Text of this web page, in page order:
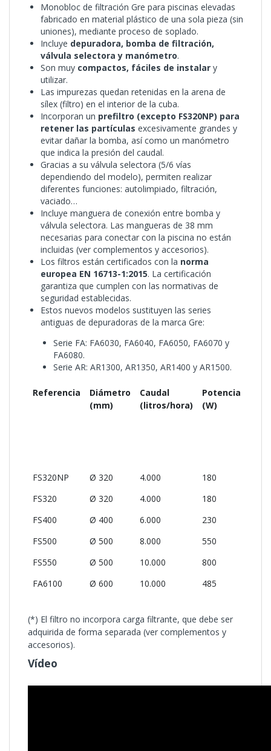
Monobloc de filtración Gre para piscinas elevadas
fabricado en material plástico de una sola pieza (sin
uniones), mediante proceso de soplado.
Incluye depuradora, bomba de filtración,
válvula selectora y manómetro.
Son muy compactos, fáciles de instalar y
utilizar.
Las impurezas quedan retenidas en la arena de
sílex (filtro) en el interior de la cuba.
Incorporan un prefiltro (excepto FS320NP) para
retener las partículas excesivamente grandes y
evitar dañar la bomba, así como un manómetro
que indica la presión del caudal.
Gracias a su válvula selectora (5/6 vías
dependiendo del modelo), permiten realizar
diferentes funciones: autolimpiado, filtración,
vaciado…
Incluye manguera de conexión entre bomba y
válvula selectora. Las mangueras de 38 mm
necesarias para conectar con la piscina no están
incluidas (ver complementos y accesorios).
Los filtros están certificados con la norma
europea EN 16713-1:2015. La certificación
garantiza que cumplen con las normativas de
seguridad establecidas.
Estos nuevos modelos sustituyen las series
antiguas de depuradoras de la marca Gre:
Serie FA: FA6030, FA6040, FA6050, FA6070 y
FA6080.
Serie AR: AR1300, AR1350, AR1400 y AR1500.
Referencia
Diámetro
(mm)
Caudal
(litros/hora)
Potencia
(W)
FS320NP Ø 320 4.000 180
FS320
Ø 320 4.000 180
FS400
Ø 400 6.000 230
FS500
Ø 500 8.000 550
FS550
Ø 500 10.000 800
FA6100
Ø 600 10.000 485
(*) El filtro no incorpora carga filtrante, que debe ser
adquirida de forma separada (ver complementos y
accesorios).
Vídeo